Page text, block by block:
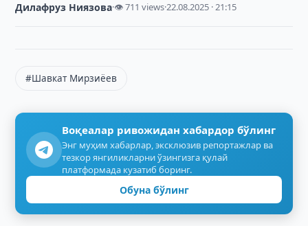
Дилафруз Ниязова·👁 711 views·22.08.2025 · 21:15
#Шавкат Мирзиёев
Воқеалар ривожидан хабардор бўлинг
Энг муҳим хабарлар, эксклюзив репортажлар ва
тезкор янгиликларни ўзингизга қулай
платформада кузатиб боринг.
Обуна бўлинг